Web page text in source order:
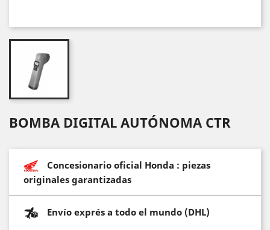
BOMBA DIGITAL AUTÓNOMA CTR
Concesionario oficial Honda : piezas
originales garantizadas
Envío exprés a todo el mundo (DHL)